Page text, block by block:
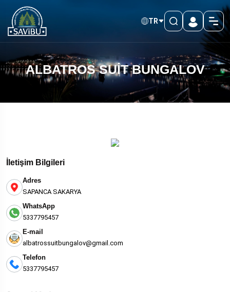
TR
ALBATROS SUİT BUNGALOV
İletişim Bilgileri
Adres
SAPANCA SAKARYA
WhatsApp
5337795457
E-mail
albatrossuitbungalov@gmail.com
Telefon
5337795457